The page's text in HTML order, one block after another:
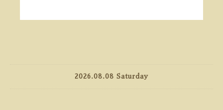
2026.08.08 Saturday